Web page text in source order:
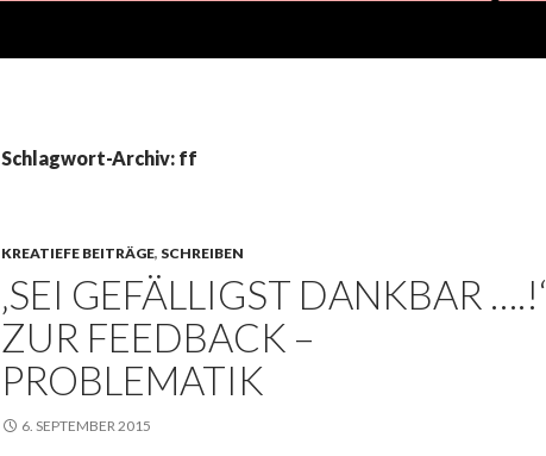
Schlagwort-Archiv: ff
KREATIEFE BEITRÄGE, SCHREIBEN
‚SEI GEFÄLLIGST DANKBAR ….!‘
ZUR FEEDBACK –
PROBLEMATIK
6. SEPTEMBER 2015